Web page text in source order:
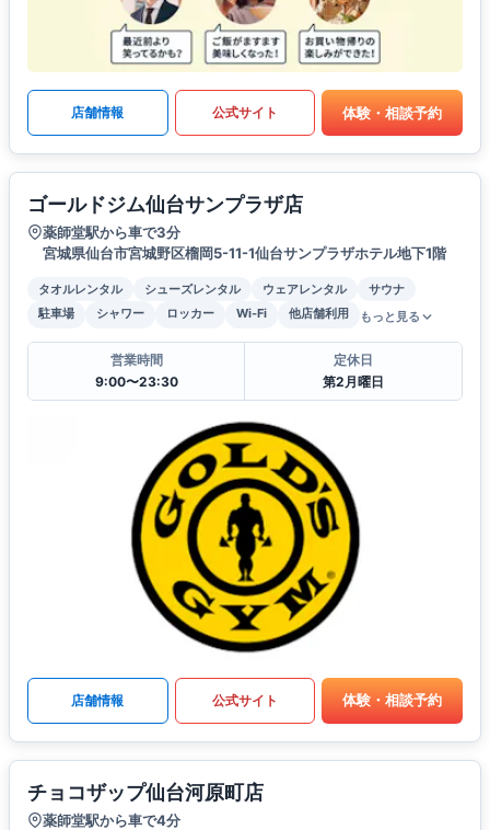
店舗情報 公式サイト 体験・相談予約
ゴールドジム仙台サンプラザ店
薬師堂駅から車で3分
宮城県仙台市宮城野区榴岡5-11-1仙台サンプラザホテル地下1階
タオルレンタル シューズレンタル ウェアレンタル
サウナ
駐車場
シャワー ロッカー Wi-Fi 他店舗利用 もっと見る
営業時間
9:00〜23:30
定休日
第2月曜日
店舗情報 公式サイト 体験・相談予約
チョコザップ仙台河原町店
薬師堂駅から車で4分